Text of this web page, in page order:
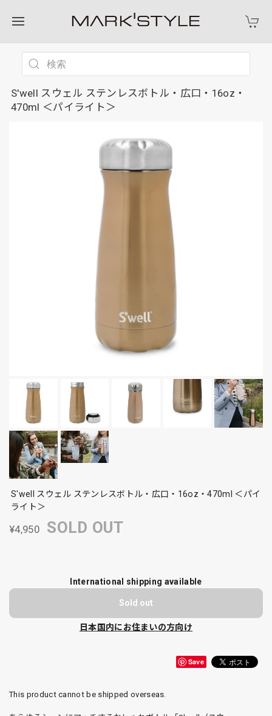
S'well スウェル ステンレスボトル・広口・16oz・
470ml ＜パイライト＞
S'well スウェル ステンレスボトル・広口・16oz・470ml ＜パイ
ライト＞
¥4,950 SOLD OUT
International shipping available
Sold out
日本国内にお住まいの方向け
Save
This product cannot be shipped overseas.